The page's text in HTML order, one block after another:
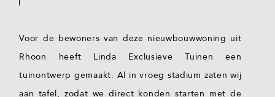
Voor de bewoners van deze nieuwbouwwoning uit
Rhoon heeft Linda Exclusieve Tuinen een
tuinontwerp gemaakt. Al in vroeg stadium zaten wij
aan tafel, zodat we direct konden starten met de